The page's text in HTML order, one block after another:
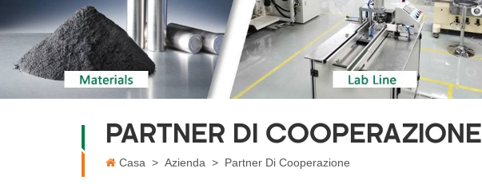
PARTNER DI COOPERAZIONE
Casa > Azienda > Partner Di Cooperazione